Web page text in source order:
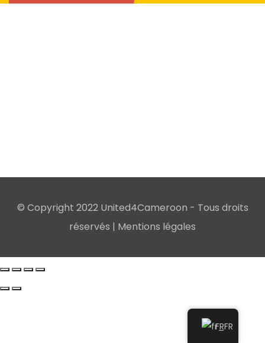
© Copyright 2022 United4Cameroon - Tous droits
réservés | Mentions légales
FR